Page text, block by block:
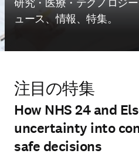
ュース、情報、特集。
注目の特集
How NHS 24 and
uncertainty into
safe decisions